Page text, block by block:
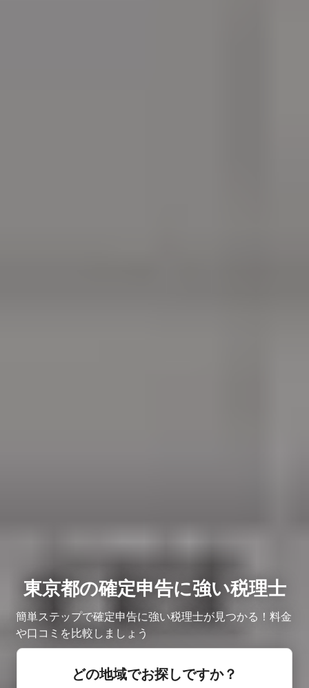
東京都の確定申告に強い税理士
簡単ステップで確定申告に強い税理士が見つかる！料金
や口コミを比較しましょう
どの地域でお探しですか？